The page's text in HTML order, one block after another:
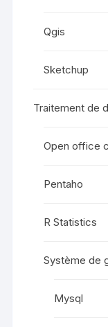
Qgis
Sketchup
Traitement de
Open office
Pentaho
R Statistics
Système de
Mysql